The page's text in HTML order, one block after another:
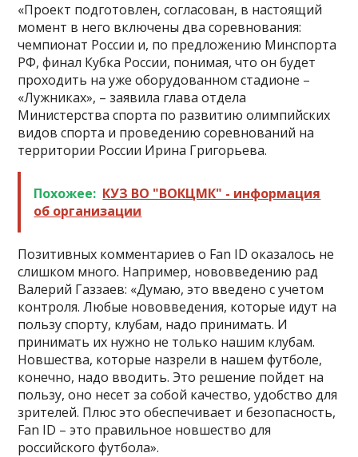
«Проект подготовлен, согласован, в настоящий
момент в него включены два соревнования:
чемпионат России и, по предложению Минспорта
РФ, финал Кубка России, понимая, что он будет
проходить на уже оборудованном стадионе –
«Лужниках», – заявила глава отдела
Министерства спорта по развитию олимпийских
видов спорта и проведению соревнований на
территории России Ирина Григорьева.
Похожее: КУЗ ВО "ВОКЦМК" - информация
об организации
Позитивных комментариев о Fan ID оказалось не
слишком много. Например, нововведению рад
Валерий Газзаев: «Думаю, это введено с учетом
контроля. Любые нововведения, которые идут на
пользу спорту, клубам, надо принимать. И
принимать их нужно не только нашим клубам.
Новшества, которые назрели в нашем футболе,
конечно, надо вводить. Это решение пойдет на
пользу, оно несет за собой качество, удобство для
зрителей. Плюс это обеспечивает и безопасность,
Fan ID – это правильное новшество для
российского футбола».